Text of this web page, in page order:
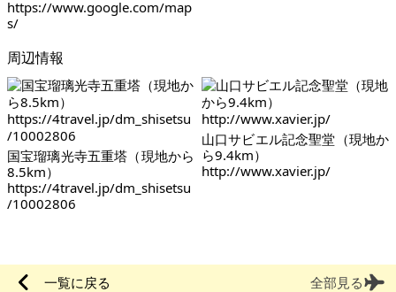
https://www.google.com/map
s/
周辺情報
国宝瑠璃光寺五重塔（現地から
8.5km）
https://4travel.jp/dm_shisetsu
/10002806
山口サビエル記念聖堂（現地か
ら9.4km）
http://www.xavier.jp/
一覧に戻る 全部見る